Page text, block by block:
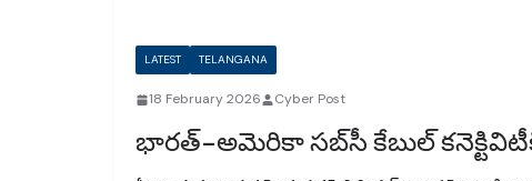
LATEST TELANGANA
18 February 2026 Cyber Post
భారత్–అమెరికా సబ్‌సీ కేబుల్